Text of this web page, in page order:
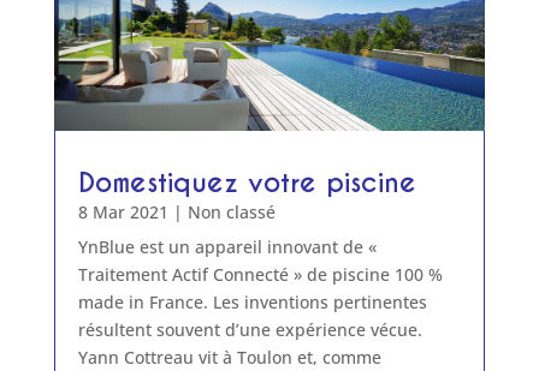
Domestiquez votre piscine
8 Mar 2021 | Non classé
YnBlue est un appareil innovant de «
Traitement Actif Connecté » de piscine 100 %
made in France. Les inventions pertinentes
résultent souvent d’une expérience vécue.
Yann Cottreau vit à Toulon et, comme